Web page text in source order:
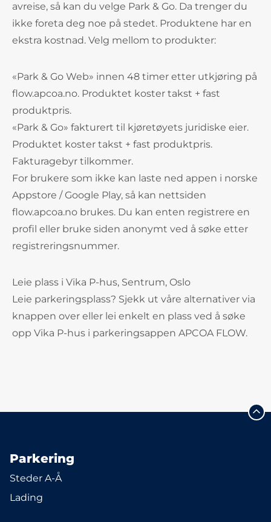
avreise, så kan du velge Park & Go. Da trenger du
ikke foreta deg noe på stedet. Produktene har en
ekstra kostnad. Velg mellom to produkter:
«Park & Go Web» innen 48 timer etter utkjøring på
flow.apcoa.no. Produktet koster takst + fast
produktpris.
«Park & Go» fakturert til kjøretøyets juridiske eier.
Produktet koster takst + fast produktpris.
Fakturagebyr tilkommer.
For brukere som ikke kan laste ned appen i norske
Appstore / Google Play, så kan nettsiden
flow.apcoa.no brukes. Du kan enten registrere en
profil eller bruke siden anonymt ved å søke etter
registreringsnummer.
Leie plass i Vika P-hus, Sentrum, Oslo
Leie parkeringsplass? Sjekk ut våre alternativer via
knappen over eller lei enkelt en plass ved å søke
opp Vika P-hus i parkeringsappen APCOA FLOW.
Parkering
Steder A-Å
Lading